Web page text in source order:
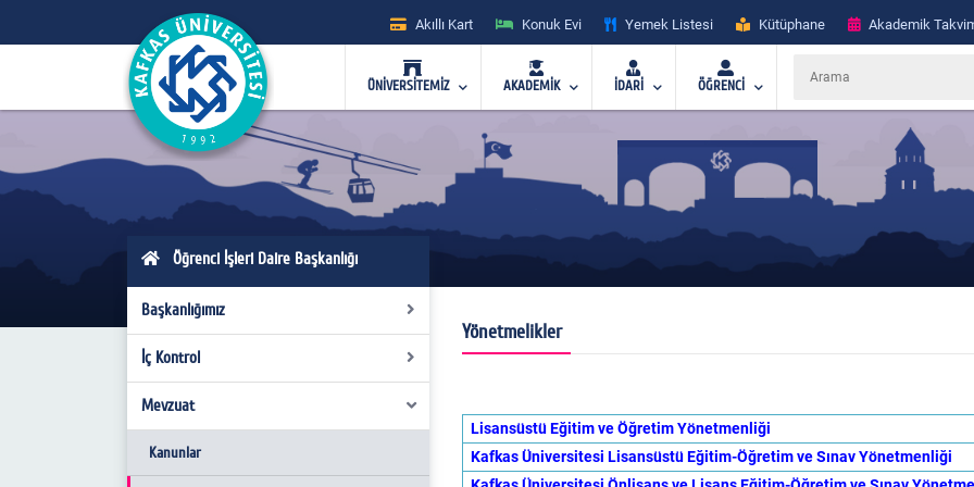
Akıllı Kart Konuk Evi Yemek Listesi Kütüphane Akademik
ÜNİVERSİTEMİZ AKADEMİK İDARİ ÖĞRENCİ
Öğrenci İşleri Daire Başkanlığı
Başkanlığımız
Hakkımızda
Misyon - Vizyon
Yönetim
İç Kontrol
Organizasyon Şeması
Görev Tanımları
Mevzuat
Kanunlar
Yönetmelikler
Lisansüstü Eğitim ve Öğretim Yönetmenliği
Kafkas Üniversitesi Lisansüstü Eğitim-Öğretim ve Sınav Yönetmenliği